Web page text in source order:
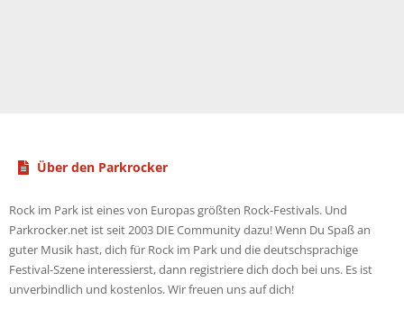
Über den Parkrocker
Rock im Park ist eines von Europas größten Rock-Festivals. Und
Parkrocker.net ist seit 2003 DIE Community dazu! Wenn Du Spaß an
guter Musik hast, dich für Rock im Park und die deutschsprachige
Festival-Szene interessierst, dann registriere dich doch bei uns. Es ist
unverbindlich und kostenlos. Wir freuen uns auf dich!